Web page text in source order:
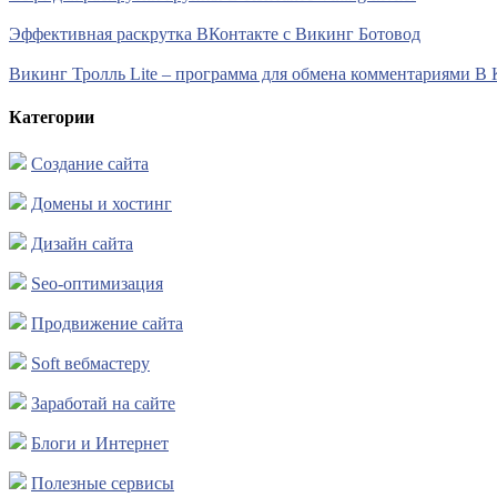
Эффективная раскрутка ВКонтакте с Викинг Ботовод
Викинг Тролль Lite – программа для обмена комментариями В
Категории
Создание сайта
Домены и хостинг
Дизайн сайта
Seo-оптимизация
Продвижение сайта
Soft вебмастеру
Заработай на сайте
Блоги и Интернет
Полезные сервисы